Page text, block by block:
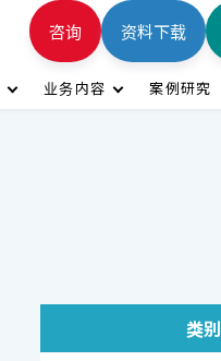
业务内容 案例研究
咨询 资料下载
类别